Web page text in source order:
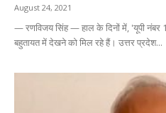
August 24, 2021
— रणविजय सिंह — हाल के दिनों में, 'यूपी नंबर
बहुतायत में देखने को मिल रहे हैं। उत्तर प्रदेश...